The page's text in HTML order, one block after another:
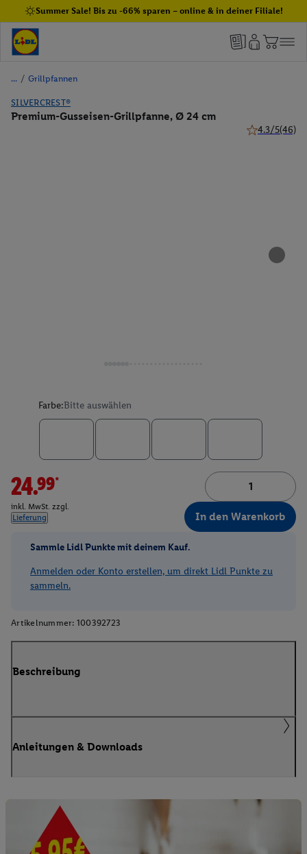
Summer Sale! Bis zu -66% sparen – online & in deiner Filiale!
/ Grillpfannen
SILVERCREST®
Premium-Gusseisen-Grillpfanne, Ø 24 cm
4.3/5(46)
Farbe:Bitte auswählen
24.99*
inkl. MwSt. zzgl.
Lieferung
In den Warenkorb
Sammle Lidl Punkte mit deinem Kauf.
Anmelden oder Konto erstellen, um direkt Lidl Punkte zu
sammeln.
Artikelnummer: 100392723
Beschreibung
Anleitungen & Downloads